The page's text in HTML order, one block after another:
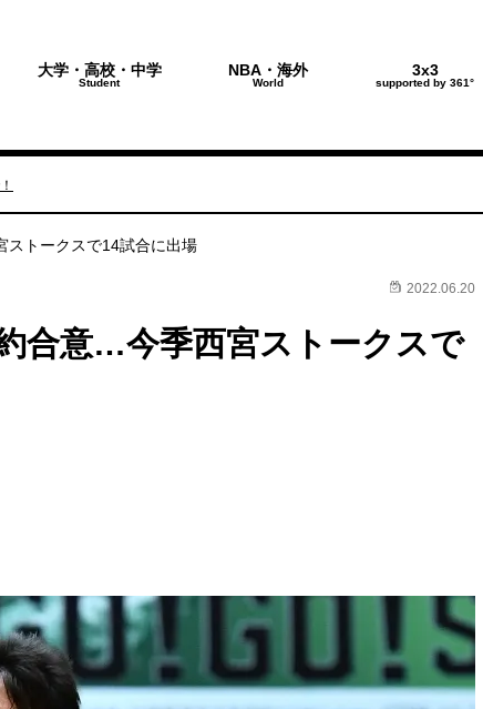
大学・高校・中学
Student
NBA・海外
World
3x3
supported by 361°
トークスで14試合に出場
2022.06.20
合意…今季西宮ストークスで